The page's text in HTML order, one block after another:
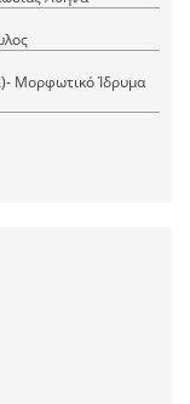
Μορφωτικό Ίδρυμα